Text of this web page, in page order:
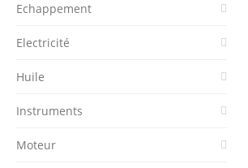
Echappement
Electricité
Huile
Instruments
Moteur